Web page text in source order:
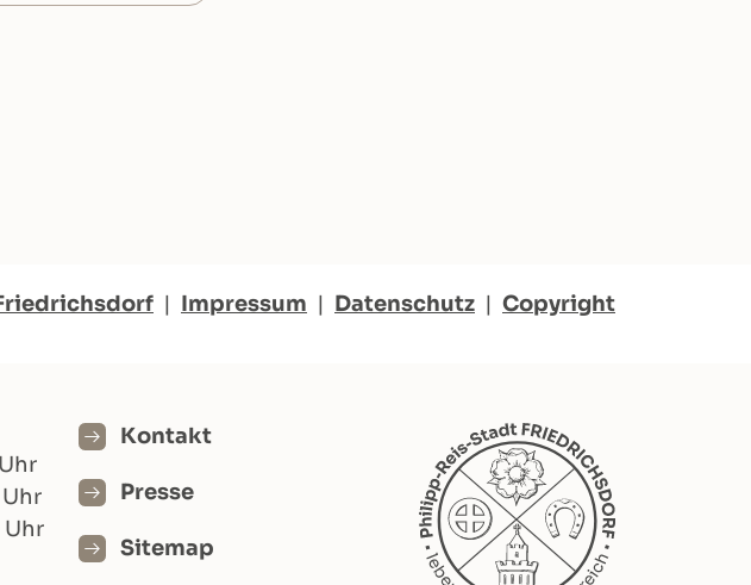
| Impressum | Datenschutz | Copyright
Uhr
Kontakt
Presse
Sitemap